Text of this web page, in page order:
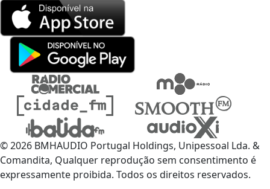
© 2026 BMHAUDIO Portugal Holdings, Unipessoal Lda. &
Comandita, Qualquer reprodução sem consentimento é
expressamente proibida. Todos os direitos reservados.